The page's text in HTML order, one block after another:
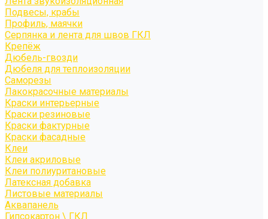
Подвесы, крабы
Профиль, маячки
Серпянка и лента для швов ГКЛ
Крепёж
Дюбель-гвозди
Дюбеля для теплоизоляции
Саморезы
Лакокрасочные материалы
Краски интерьерные
Краски резиновые
Краски фактурные
Краски фасадные
Клеи
Клеи акриловые
Клеи полиуритановые
Латексная добавка
Листовые материалы
Аквапанель
Гипсокартон \ ГКЛ